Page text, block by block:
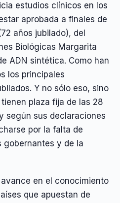
estudios clínicos en los
aprobada a finales de
años jubilado), del
Biológicas Margarita
ADN sintética. Como han
los principales
Y no sólo eso, sino
plaza fija de las 28
según sus declaraciones
por la falta de
y de la
en el conocimiento
que apuestan de